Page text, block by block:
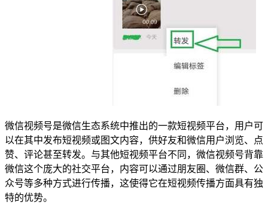
微信视频号是微信生态系统中推出的一款短视频平台，用户可
以在其中发布短视频或图文内容，供好友和微信用户浏览、点
赞、评论甚至转发。与其他短视频平台不同，微信视频号背靠
微信这个庞大的社交平台，内容可以通过朋友圈、微信群、公
众号等多种方式进行传播，这使得它在短视频传播方面具有独
特的优势。